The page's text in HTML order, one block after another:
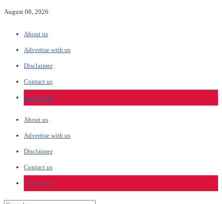
August 08, 2026
About us
Advertise with us
Disclaimer
Contact us
Support Us
About us
Advertise with us
Disclaimer
Contact us
Support Us